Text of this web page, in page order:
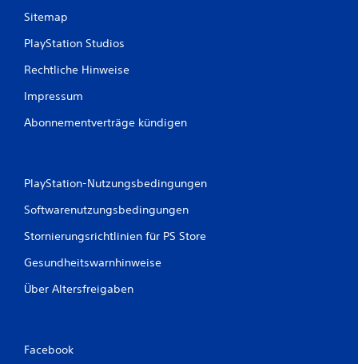
Sitemap
PlayStation Studios
Rechtliche Hinweise
Impressum
Abonnementverträge kündigen
PlayStation-Nutzungsbedingungen
Softwarenutzungsbedingungen
Stornierungsrichtlinien für PS Store
Gesundheitswarnhinweise
Über Altersfreigaben
Facebook